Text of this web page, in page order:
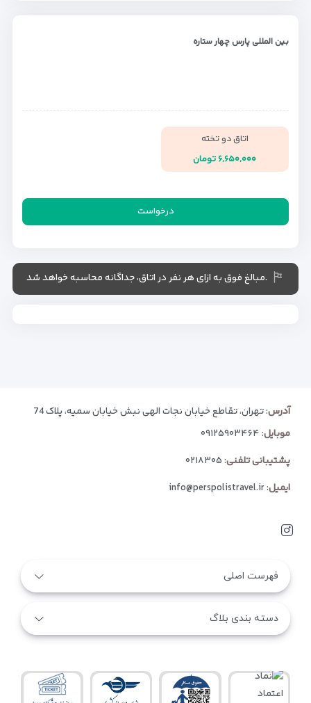
بین المللی پارس چهار ستاره
اتاق دو تخته
۶,۶۵۰,۰۰۰ تومان
درخواست
.مبالغ فوق به ازای هر نفر در اتاق، جداگانه محاسبه خواهد شد
آدرس: تهران، تقاطع خیابان نجات الهی نبش خیابان سمیه، پلاک 74
موبایل:۰۹۱۲۵۹۰۳۴۶۴
پشتیبانی تلفنی:۰۲۱۸۳۰۵
ایمیل:
info@perspolistravel.ir
فهرست اصلی
دسته بندی بلاگ